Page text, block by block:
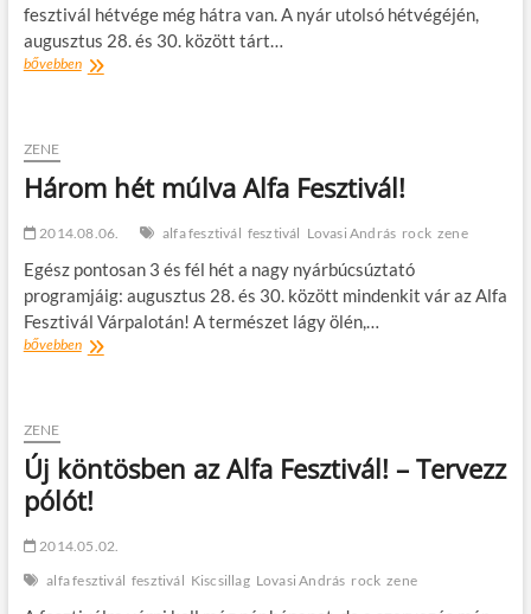
fesztivál hétvége még hátra van. A nyár utolsó hétvégéjén,
augusztus 28. és 30. között tárt…
bővebbenAlfa,
ZENE
Három hét múlva Alfa Fesztivál!
2014.08.06. alfa fesztivál fesztivál Lovasi András rock zene
Egész pontosan 3 és fél hét a nagy nyárbúcsúztató
programjáig: augusztus 28. és 30. között mindenkit vár az Alfa
Fesztivál Várpalotán! A természet lágy ölén,…
bővebbenHárom
ZENE
Új köntösben az Alfa Fesztivál! – Tervezz
pólót!
2014.05.02.
alfa fesztivál fesztivál Kiscsillag Lovasi András rock zene